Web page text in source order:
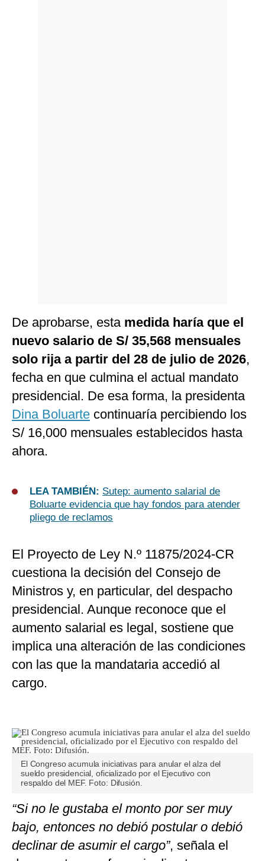
De aprobarse, esta medida haría que el
nuevo salario de S/ 35,568 mensuales
solo rija a partir del 28 de julio de 2026,
fecha en que culmina el actual mandato
presidencial. De esa forma, la presidenta
Dina Boluarte continuaría percibiendo los
S/ 16,000 mensuales establecidos hasta
ahora.
LEA TAMBIÉN: Sutep: aumento salarial de
Boluarte evidencia que hay fondos para atender
pliego de reclamos
El Proyecto de Ley N.º 11875/2024-CR
cuestiona la decisión del Consejo de
Ministros y, en particular, del despacho
presidencial. Aunque reconoce que el
aumento salarial es legal, sostiene que
implica una alteración de las condiciones
con las que la mandataria accedió al
cargo.
El Congreso acumula iniciativas para anular el alza del
sueldo presidencial, oficializado por el Ejecutivo con
respaldo del MEF. Foto: Difusión.
“Si no le gustaba el monto por ser muy
bajo, entonces no debió postular o debió
declinar de asumir el cargo”, señala el